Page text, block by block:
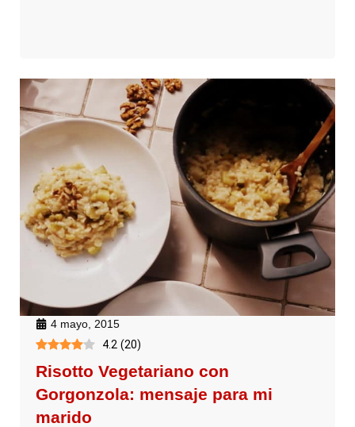
4 mayo, 2015
4.2 (20)
Risotto Vegetariano con
Gorgonzola: mensaje para mi
marido